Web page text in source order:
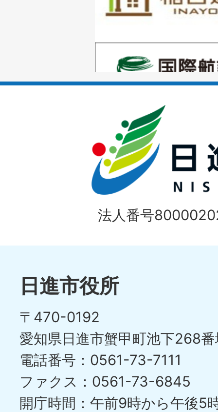
目
ラ
枚
ス
ラ
イ
ド
1
枚
目
の
イ
目
の
ス
ラ
イ
ド
法人番号
日進市役所
〒470-0192
愛知県日進市蟹甲町池下268
電話番号：0561-73-7111
ファクス：0561-73-6845
開庁時間：午前9時から午後5